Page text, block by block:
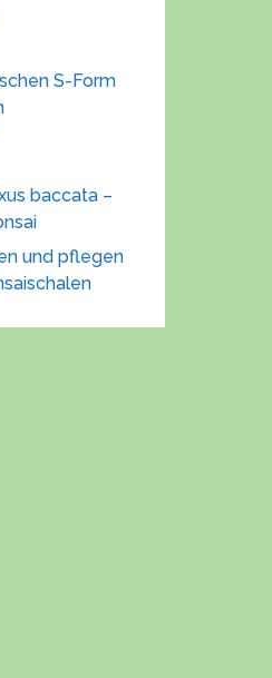
S-Form
baccata –
und pflegen